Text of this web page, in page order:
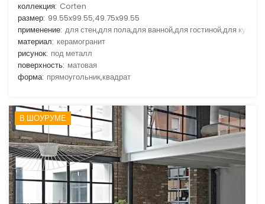
коллекция: Corten
размер: 99.55x99.55,49.75x99.55
применение: для стен,для пола,для ванной,для гостиной,для кухни
материал: керамогранит
рисунок: под металл
поверхность: матовая
форма: прямоугольник,квадрат
В ШОУРУМЕ